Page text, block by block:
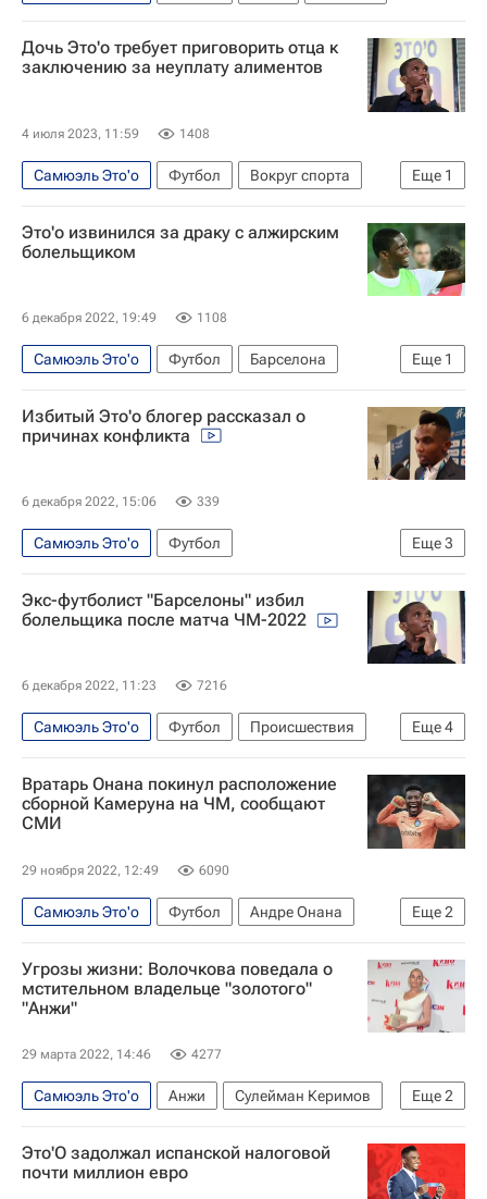
Дочь Это'о требует приговорить отца к
заключению за неуплату алиментов
4 июля 2023, 11:59 1408
Еще 1
Самюэль Это'о Футбол
Вокруг спорта
Анжи
Это'о извинился за драку с алжирским
болельщиком
6 декабря 2022, 19:49 1108
Еще 1
Самюэль Это'о Футбол
Барселона
ЧМ по футболу 2026
Избитый Это'о блогер рассказал о
причинах конфликта
6 декабря 2022, 15:06 339
Еще3
Самюэль Это'о
Футбол
ЧМ по футболу 2026
Вокруг спорта
Происшествия
Экс-футболист "Барселоны" избил
болельщика после матча ЧМ-2022
6 декабря 2022, 11:23 7216
Еще4
Самюэль Это'о Футбол
Происшествия
Вокруг спорта
ЧМ по футболу 2026
Бразилия
Южная Корея
Вратарь Онана покинул расположение
сборной Камеруна на ЧМ, сообщают
СМИ
29 ноября 2022, 12:49 6090
Еще2
Самюэль Это'о Футбол
Андре Онана
Интер
ЧМ по футболу 2026
Угрозы жизни: Волочкова поведала о
мстительном владельце "золотого"
"Анжи"
29 марта 2022, 14:46 4277
Еще2
Самюэль Это'о Анжи
Сулейман Керимов
Роберто Карлос
Анастасия Волочкова
Это'О задолжал испанской налоговой
почти миллион евро